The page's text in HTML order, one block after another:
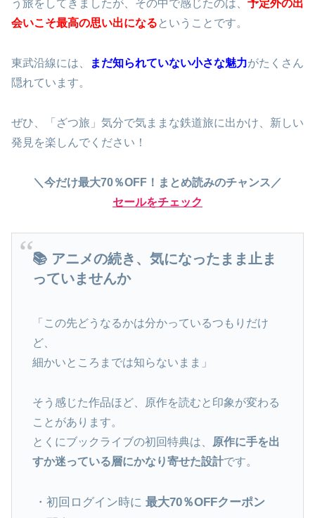
う旅をしてきましたが、その中で感じたのは、 予定外の出
会いこそ最高の思い出になる ということです。
東武沿線には、 まだ知られていない小さな魅力がたくさん
隠れています。
ぜひ、「ざつ旅」気分で気ままな鉄道旅に出かけ、新しい
発見を楽しんでください！
＼今だけ最大70％OFF！まとめ読みのチャンス／
セールをチェック
📚 アニメの続き、気になったまま止ま
っていませんか
「この先どうなるかは分かっているつもりだけ
ど、
細かいところまでは知らないまま」
そう感じた作品ほど、原作を読むと印象が変わる
ことがあります。
とくにブックライブの初回特典は、
原作に手を出
すか迷っている層にかなり寄せた設計です。
・初回ログイン時に最大70％OFFクーポン